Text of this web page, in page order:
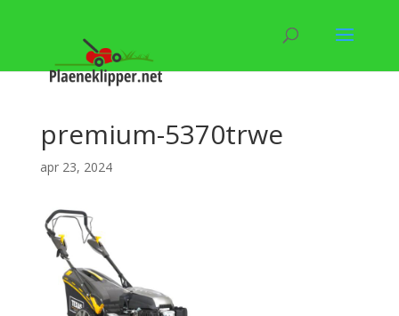
premium-5370trwe
apr 23, 2024